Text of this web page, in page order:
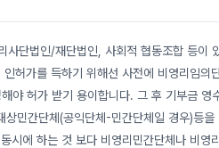
단법인/재단법인, 사회적 협동조합 등이
허가를 득하기 위해선 사전에 비영리임의
야 허가 받기 용이합니다. 그 후 기부금 영
민간단체(공익단체-민간단체일 경우)등
시에 하는 것 보다 비영리민간단체나 비영